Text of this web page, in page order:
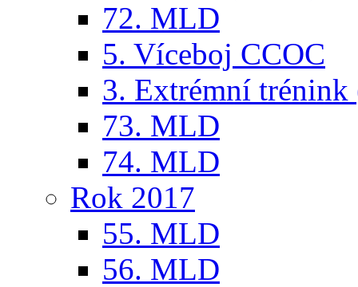
72. MLD
5. Víceboj CCOC
3. Extrémní trénink
73. MLD
74. MLD
Rok 2017
55. MLD
56. MLD